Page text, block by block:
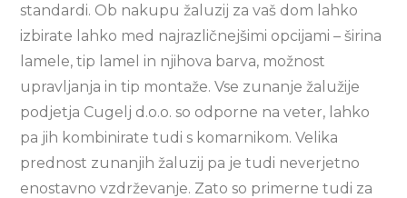
standardi. Ob nakupu žaluzij za vaš dom lahko
izbirate lahko med najrazličnejšimi opcijami – širina
lamele, tip lamel in njihova barva, možnost
upravljanja in tip montaže. Vse zunanje žalužije
podjetja Cugelj d.o.o. so odporne na veter, lahko
pa jih kombinirate tudi s komarnikom. Velika
prednost zunanjih žaluzij pa je tudi neverjetno
enostavno vzdrževanje. Zato so primerne tudi za